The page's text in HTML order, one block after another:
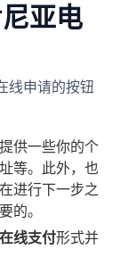
亚电
线申请的按钮
供一些你的个
等。此外，也
进行下一步之
的。
在线支付形式并